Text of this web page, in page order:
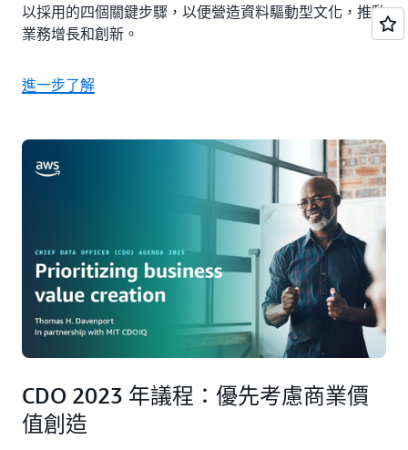
以採用的四個關鍵步驟，以便營造資料驅動型文化，推動
業務增長和創新。
進一步了解
CDO 2023 年議程：優先考慮商業價
值創造